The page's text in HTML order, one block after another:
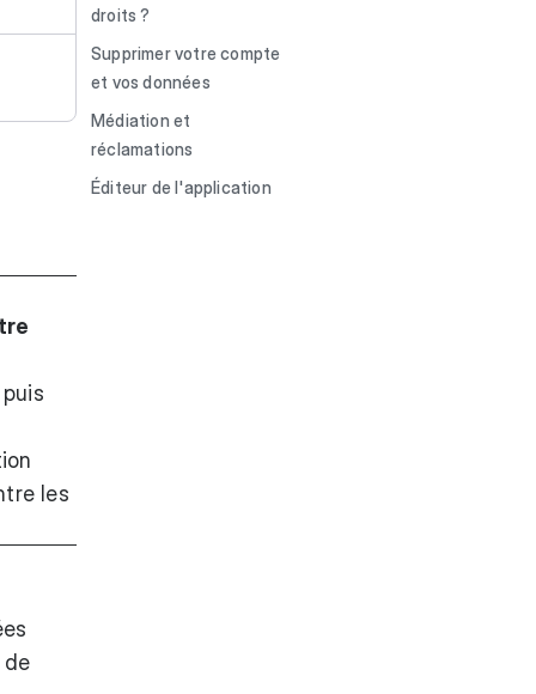
les
droits ?
Supprimer votre compte
et vos données
Médiation et
réclamations
Éditeur de l'application